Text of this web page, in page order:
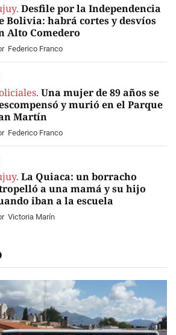
Desfile por la Independencia
Bolivia: habrá cortes y desvíos
Alto Comedero
Federico Franco
Una mujer de 89 años se
y murió en el Parque
Martín
Federico Franco
La Quiaca: un borracho
a una mamá y su hijo
iban a la escuela
Victoria Marín